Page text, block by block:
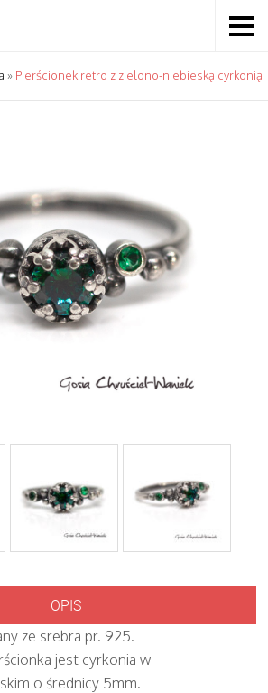
» Pierścionek retro z zielono-niebieską cyrkonią
OPIS
ze srebra pr. 925.
jest cyrkonia w
o średnicy 5mm.